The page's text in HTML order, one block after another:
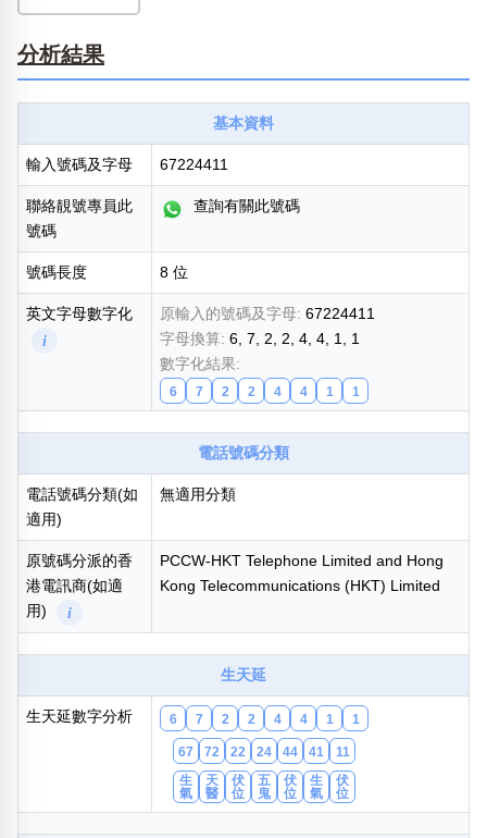
熱門分類
888尾
999尾 777尾 9字頭
無5字
多8字 9888頭 二字號
幸運號分類
幸運分類
基本分類
位置分類
包含數字
次數分類
生天延/貴財成
五行
清除全部分類
分析結果
基本資料
輸入號碼及字母 67224411
聯絡靚號專員此
號碼
查詢有關此號碼
號碼長度 8 位
英文字母數字化
i
原輸入的號碼及字母: 67224411
字母換算: 6, 7, 2, 2, 4, 4, 1, 1
數字化結果:
6 7 2 2 4 4 1 1
電話號碼分類
電話號碼分類(如
適用)
無適用分類
原號碼分派的香
港電訊商(如適
用)
i
PCCW-HKT Telephone Limited and Hong
Kong Telecommunications (HKT) Limited
生天延
生天延數字分析 6 7 2 2 4 4 1 1
67 72 22 24 44 41 11
生
氣
天
醫
伏
位
五
鬼
伏
位
生
氣
伏
位